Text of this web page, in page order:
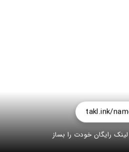
takl.ink/
رایگان خودت را بساز